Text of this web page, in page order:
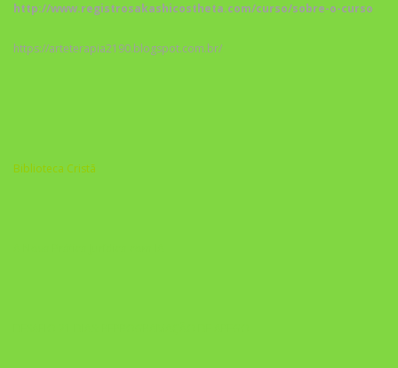
http://www.registrosakashicostheta.com/curso/sobre-o-curso
https://arteterapia2190.blogspot.com.br/
Biblioteca Cristã